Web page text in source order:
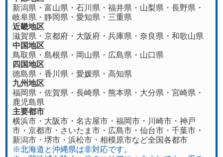
新潟県 ・富山県 ・石川県 ・福井県 ・ 山梨県 ・長野県 ・
岐阜県 ・静岡県 ・愛知県 ・ 三重県
近畿地区
滋賀県 ・京都府 ・ 大阪府 ・兵庫県 ・奈良県 ・和歌山県
中国地区
鳥取県 ・島根県 ・ 岡山県 ・ 広島県 ・ 山口県
四国地区
徳島県 ・香川県・愛媛県 ・高知県
九州地区
福岡県 ・佐賀県 ・長崎県・ 熊本県 ・ 大分県 ・宮崎県 ・
鹿児島県
主要都市
横浜市・大阪市・名古屋市・福岡市・川崎市・神戸
市・京都市・さいたま市・広島市・仙台市・千葉市・
新潟市・堺市・浜松市・相模原市など全国各都市
※北海道と沖縄県は非対応です。